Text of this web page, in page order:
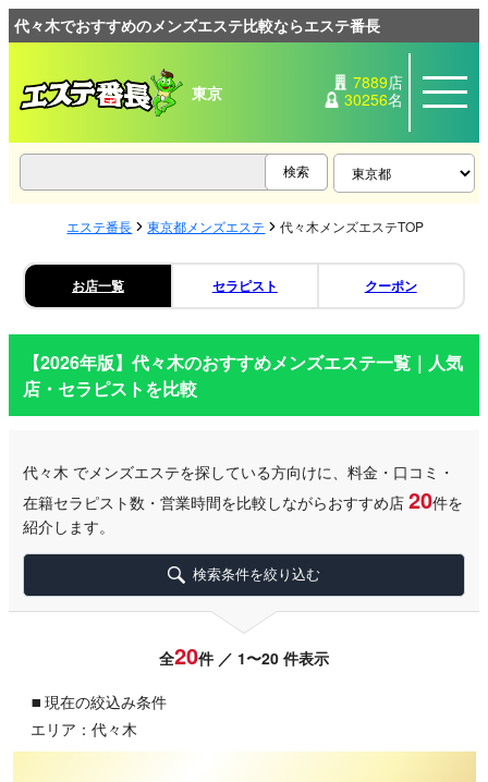
代々木でおすすめのメンズエステ比較ならエステ番長
東京 7889店
30256名
エステ番長 東京都メンズエステ 代々木メンズエステTOP
お店一覧 セラピスト クーポン
【2026年版】代々木のおすすめメンズエステ一覧｜人気
店・セラピストを比較
代々木 でメンズエステを探している方向けに、料金・口コミ・
在籍セラピスト数・営業時間を比較しながらおすすめ店20件を
紹介します。
検索条件を絞り込む
全20件 ／ 1〜20 件表示
▪ 現在の絞込み条件
エリア：代々木